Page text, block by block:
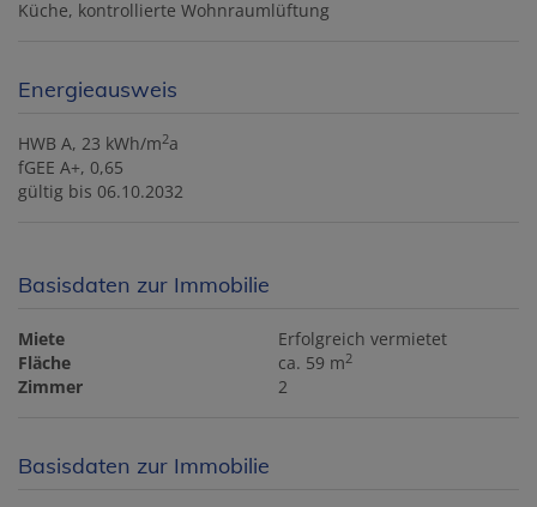
Küche kontrollierte Wohnraumlüftung
Energieausweis
HWB A, 23 kWh/m2a
fGEE A+, 0,65
gültig bis 06.10.2032
Basisdaten zur Immobilie
Miete
Erfolgreich vermietet
Fläche
ca. 59 m2
Zimmer 2
Basisdaten zur Immobilie